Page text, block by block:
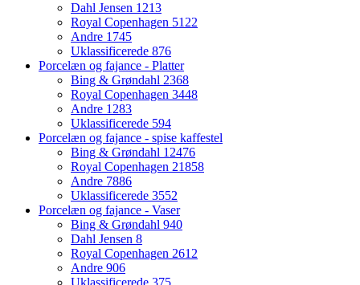
Dahl Jensen 1213
Royal Copenhagen 5122
Andre 1745
Uklassificerede 876
Porcelæn og fajance - Platter
Bing & Grøndahl 2368
Royal Copenhagen 3448
Andre 1283
Uklassificerede 594
Porcelæn og fajance - spise kaffestel
Bing & Grøndahl 12476
Royal Copenhagen 21858
Andre 7886
Uklassificerede 3552
Porcelæn og fajance - Vaser
Bing & Grøndahl 940
Dahl Jensen 8
Royal Copenhagen 2612
Andre 906